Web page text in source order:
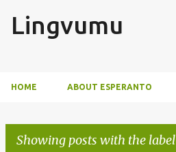
Lingvumu
HOME ABOUT ESPERANTO
Showing posts with the label